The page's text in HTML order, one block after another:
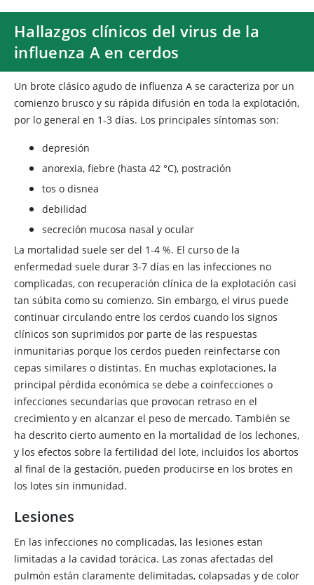
Hallazgos clínicos del virus de la
influenza A en cerdos
Un brote clásico agudo de influenza A se caracteriza por un
comienzo brusco y su rápida difusión en toda la explotación,
por lo general en 1-3 días. Los principales síntomas son:
depresión
anorexia, fiebre (hasta 42 °C), postración
tos o disnea
debilidad
secreción mucosa nasal y ocular
La mortalidad suele ser del 1-4 %. El curso de la
enfermedad suele durar 3-7 días en las infecciones no
complicadas, con recuperación clínica de la explotación casi
tan súbita como su comienzo. Sin embargo, el virus puede
continuar circulando entre los cerdos cuando los signos
clínicos son suprimidos por parte de las respuestas
inmunitarias porque los cerdos pueden reinfectarse con
cepas similares o distintas. En muchas explotaciones, la
principal pérdida económica se debe a coinfecciones o
infecciones secundarias que provocan retraso en el
crecimiento y en alcanzar el peso de mercado. También se
ha descrito cierto aumento en la mortalidad de los lechones,
y los efectos sobre la fertilidad del lote, incluidos los abortos
al final de la gestación, pueden producirse en los brotes en
los lotes sin inmunidad.
Lesiones
En las infecciones no complicadas, las lesiones estan
limitadas a la cavidad torácica. Las zonas afectadas del
pulmón están claramente delimitadas, colapsadas y de color